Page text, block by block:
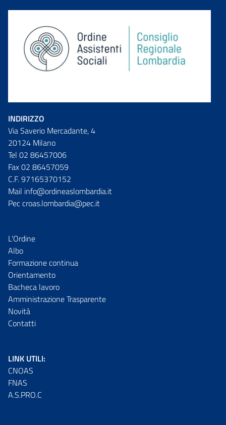
INDIRIZZO
Via Saverio Mercadante, 4
20124 Milano
Tel 02 86457006
Fax 02 86457059
C.F. 97165370152
Mail info@ordineaslombardia.it
Pec croas.lombardia@pec.it
L'Ordine
Albo
Formazione continua
Orientamento
Bacheca lavoro
Amministrazione Trasparente
Novità
Contatti
LINK UTILI:
CNOAS
FNAS
A.S.PRO.C